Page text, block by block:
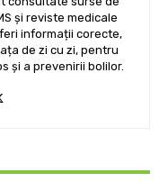
și reviste medicale
informații corecte,
de zi cu zi, pentru
și a prevenirii bolilor.